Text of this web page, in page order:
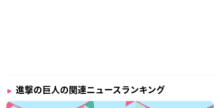
進撃の巨人の関連ニュースランキング